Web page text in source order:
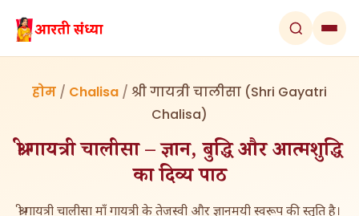
होम / Chalisa / श्री गायत्री चालीसा (Shri Gayatri
Chalisa)
श्री गायत्री चालीसा – ज्ञान, बुद्धि और आत्मशुद्धि
का दिव्य पाठ
श्री गायत्री चालीसा माँ गायत्री के तेजस्वी और ज्ञानमयी स्वरूप की स्तुति है।